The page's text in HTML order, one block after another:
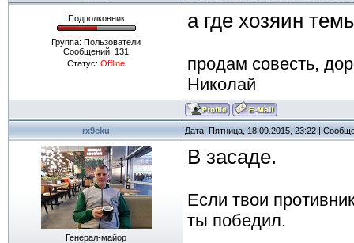
Подполковник
Группа: Пользователи
Сообщений: 131
Статус: Offline
а где хозяин
продам совесть,
Николай
rx9cku Дата: Пятница, 18.09.2015, 23:22 |
Генерал-майор
В засаде.
Если твои
ты победил.